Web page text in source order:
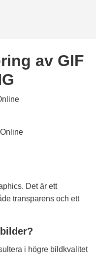
av GIF
Det är ett
transparens och ett
i högre bildkvalitet